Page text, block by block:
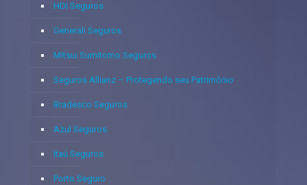
HDI Seguros
Generali Seguros
Mitsui Sumitomo Seguros
Seguros Allianz – Protegendo seu Patrimônio
Bradesco Seguros
Azul Seguros
Itaú Seguros
Porto Seguro